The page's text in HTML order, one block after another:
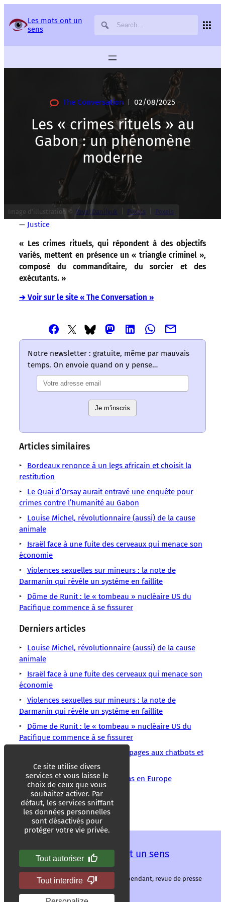
Les mots ont un
sens
The Conversation 02/08/2025
Les « crimes rituels » au
Gabon : un phénomène
moderne
Image d’illustration © Pavel Danilyuk Pexels Pexels
— Justice
« Les crimes rituels, qui répondent à des objectifs
variés, mettent en présence un « triangle criminel »,
composé du commanditaire, du sorcier et des
exécutants. »
➔ Voir sur le site « The Conversation »
Partager
cet
article
–
Les
sens
/
LMOUS
–
Crimes
rituels
« Les
rituels,
Partager
cet
article
via
Twitter
–
un
sens
LMOUS
qui
répondent
à
variés,
Partager
cet
article
via
Bluesky
–
Les
mots
un
sens
LMOUS
mettent
en
présence
criminel »,
Partager
cet
article
via
Mastodon
Les
mots
ont
LMOUS
composé
du
et
Partager
cet
article
Linkedin
Les
mots
ont
LMOUS
Partager
cet
via
Les
LMOUS
Partager
cet
article
Les
LMOUS
Notre newsletter : gratuite, même par mauvais
temps. On envoie quand on y pense…
Je m’inscris
Articles similaires
Bordeaux renonce à un legs africain et choisit la
restitution
Le Quai d’Orsay aurait entravé une enquête pour
crimes contre l’humanité au Gabon
Louise Michel, révolutionnaire (aussi) de la cause
animale
Israël face à une fuite des cerveaux qui menace son
économie
Violences sexuelles sur mineurs : la note de
Darmanin qui révèle un système en faillite
Dôme de Runit : le « tombeau » nucléaire US du
Pacifique commence à se fissurer
Derniers articles
Louise Michel, révolutionnaire (aussi) de la cause
animale
Israël face à une fuite des cerveaux qui menace son
économie
Violences sexuelles sur mineurs : la note de
Darmanin qui révèle un système en faillite
Dôme de Runit : le « tombeau » nucléaire US du
Pacifique commence à se fissurer
Le magazine Time adapte ses pages aux chatbots et
y glisse des publicités
Les réserves de gaz au plus bas en Europe
Crimes rituels Gabon
Les mots ont un sens
Les mots ont un sens, média libre et indépendant, revue de presse
alternative.
Panneau de gestion des services
Ce site utilise divers
services et vous laisse le
choix de ceux que vous
souhaitez activer. Par
défaut, les services sniffant
les données personnelles
sont désactivés pour
protéger votre vie privée.
Tout autoriser
Tout interdire